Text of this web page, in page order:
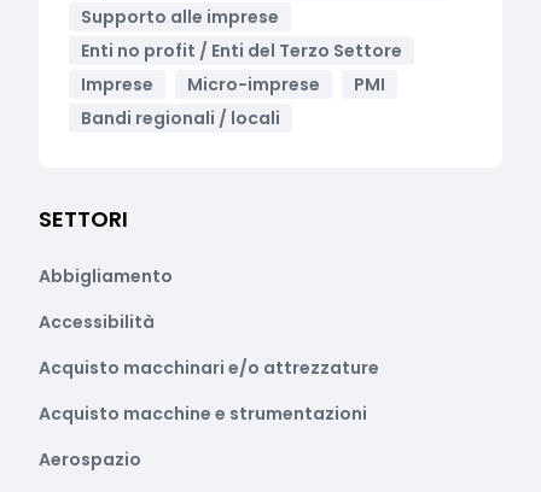
Supporto alle imprese
Enti no profit / Enti del Terzo Settore
Imprese
Micro-imprese
PMI
Bandi regionali / locali
SETTORI
Abbigliamento
Accessibilità
Acquisto macchinari e/o attrezzature
Acquisto macchine e strumentazioni
Aerospazio